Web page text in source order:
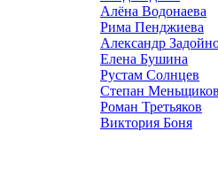
Алёна Водонаева
Рима Пенджиева
Александр
Елена Бушина
Рустам Солнцев
Степан
Роман Третьяков
Виктория Боня